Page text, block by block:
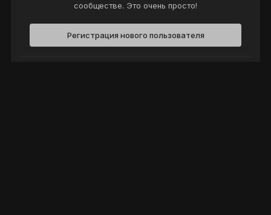
сообществе. Это очень просто!
Регистрация нового пользователя